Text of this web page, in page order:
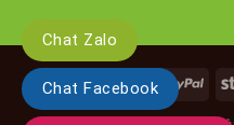
Chat Zalo
Chat Facebook